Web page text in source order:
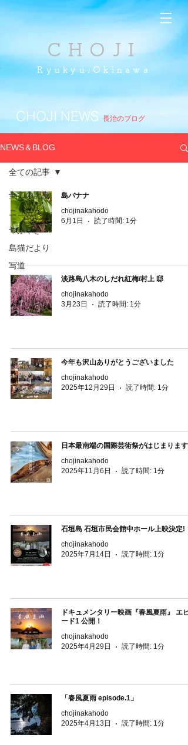
CHOJI
Ryukyu,Okinawa
CHOJI NEWS 長治のブログ
NEWS＆BLOG
全ての記事
ニュース
つぶやき
島猫だより
写道
全ての記事
島バナナ
chojinakahodo
6月1日
読了時間: 1分
淡路島八木のしだれ紅梅/村上 邸
chojinakahodo
3月23日
読了時間: 1分
今年も沢山ありがとうございました
chojinakahodo
2025年12月29日
読了時間: 1分
日本最南端の国際芸術祭がはじまります
chojinakahodo
2025年11月6日
読了時間: 1分
石垣島 石垣市民会館中ホール上映決定!
chojinakahodo
2025年7月14日
読了時間: 1分
ドキュメンタリー映画『春風夏雨』 エピ
ード1 公開！
chojinakahodo
2025年4月29日
読了時間: 1分
「春風夏雨 episode.1」
chojinakahodo
2025年4月13日
読了時間: 1分